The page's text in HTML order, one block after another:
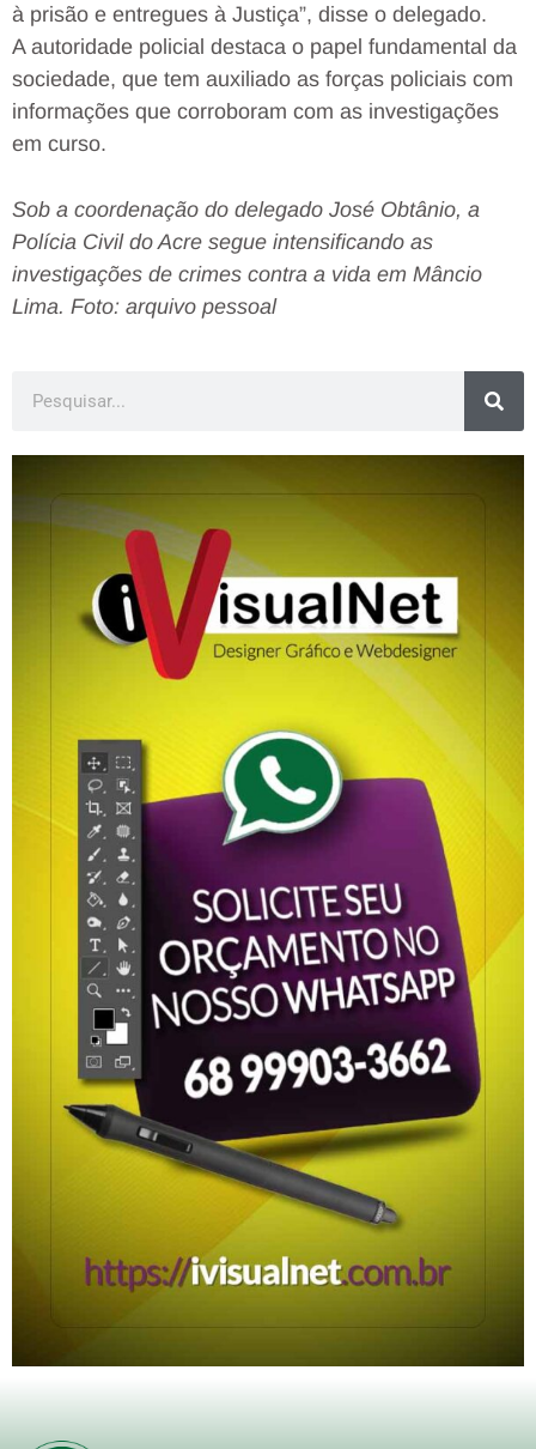
à prisão e entregues à Justiça”, disse o delegado.
A autoridade policial destaca o papel fundamental da
sociedade, que tem auxiliado as forças policiais com
informações que corroboram com as investigações
em curso.
Sob a coordenação do delegado José Obtânio, a
Polícia Civil do Acre segue intensificando as
investigações de crimes contra a vida em Mâncio
Lima. Foto: arquivo pessoal